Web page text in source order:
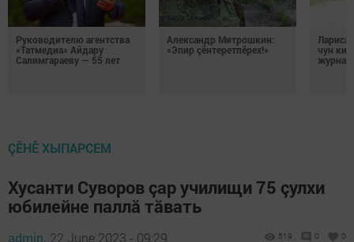
Руководителю агентства
«Татмедиа» Айдару
Салимгараеву — 55 лет
Александр Митрошкин:
«Эпир çӗнтеретпӗрех!»
Лариса
чун
ÇӖНӖ ХЫПАРСЕМ
Хусанти Суворов çар училищи 75 çулхи
юбилейне паллă тăвать
admin, 22 June 2023 - 09:29 519 0 0